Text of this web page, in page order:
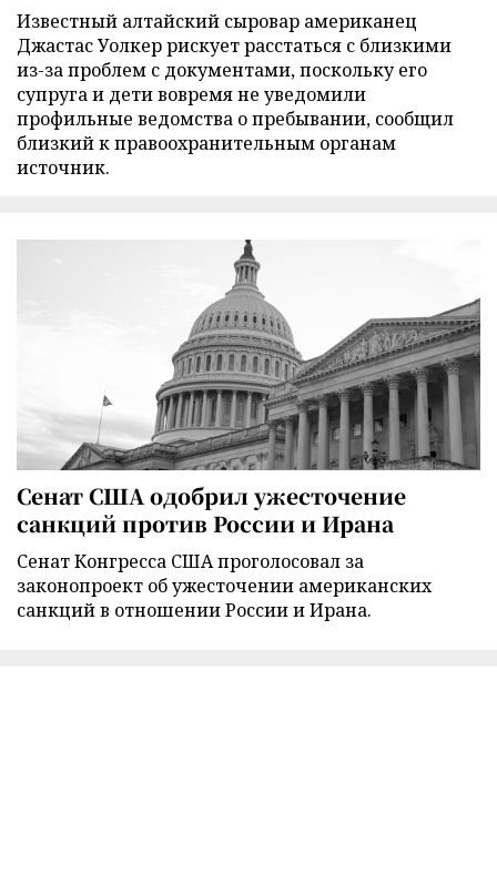
Известный алтайский сыровар американец
Джастас Уолкер рискует расстаться с близкими
из-за проблем с документами, поскольку его
супруга и дети вовремя не уведомили
профильные ведомства о пребывании, сообщил
близкий к правоохранительным органам
источник.
Сенат США одобрил ужесточение
санкций против России и Ирана
Сенат Конгресса США проголосовал за
законопроект об ужесточении американских
санкций в отношении России и Ирана.